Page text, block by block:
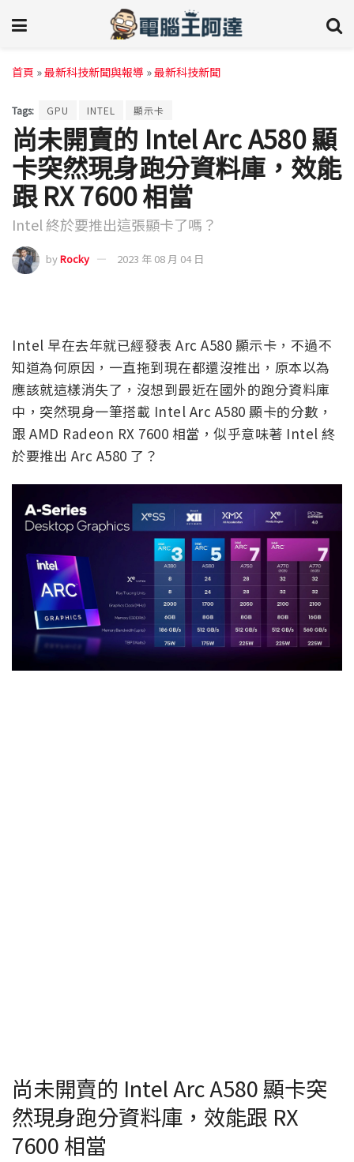
首頁 »最新科技新聞與報導 »最新科技新聞
Tags: GPU INTEL 顯示卡
尚未開賣的 Intel Arc A580 顯
卡突然現身跑分資料庫，效能
跟 RX 7600 相當
Intel 終於要推出這張顯卡了嗎？
byRocky 2023 年 08 月 04 日
Intel 早在去年就已經發表 Arc A580 顯示卡，不過不
知道為何原因，一直拖到現在都還沒推出，原本以為
應該就這樣消失了，沒想到最近在國外的跑分資料庫
中，突然現身一筆搭載 Intel Arc A580 顯卡的分數，
跟 AMD Radeon RX 7600 相當，似乎意味著 Intel 終
於要推出 Arc A580 了？
尚未開賣的 Intel Arc A580 顯卡突
然現身跑分資料庫，效能跟 RX
7600 相當